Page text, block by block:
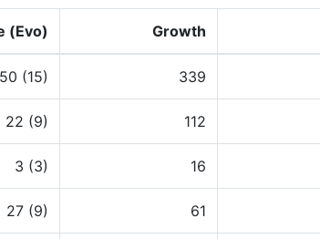
(Evo) Growth
50 (15) 339
22 (9) 112
3 (3) 16
27 (9) 61